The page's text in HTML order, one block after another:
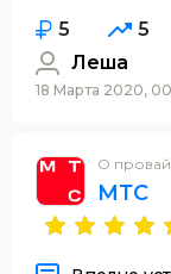
5 5
Леша
18 Марта 2020,
О
МТС